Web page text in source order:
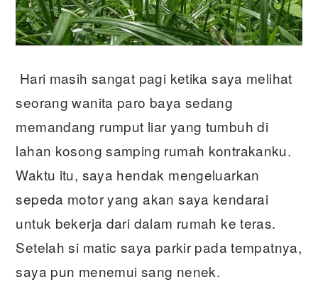
Hari masih sangat pagi ketika saya melihat
seorang wanita paro baya sedang
memandang rumput liar yang tumbuh di
lahan kosong samping rumah kontrakanku.
Waktu itu, saya hendak mengeluarkan
sepeda motor yang akan saya kendarai
untuk bekerja dari dalam rumah ke teras.
Setelah si matic saya parkir pada tempatnya,
saya pun menemui sang nenek.